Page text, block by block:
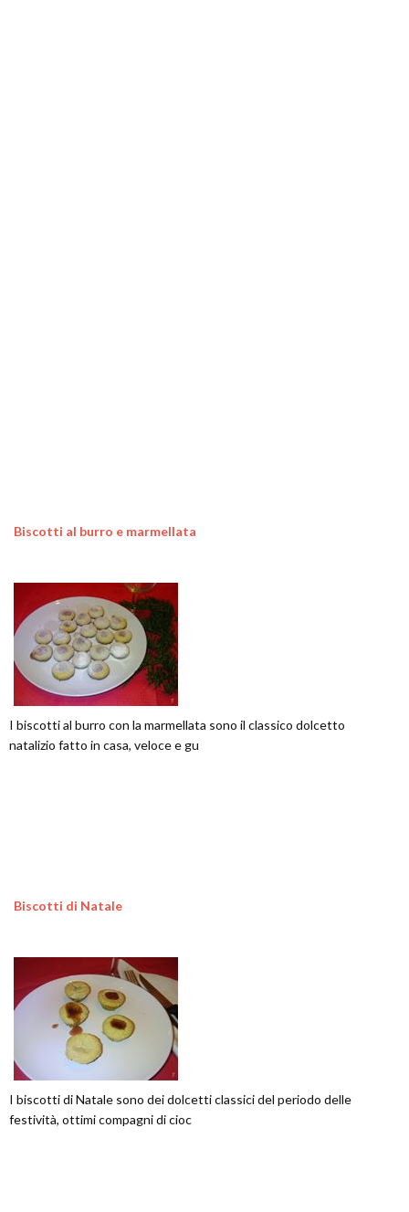
Biscotti al burro e marmellata
I biscotti al burro con la marmellata sono il classico dolcetto
natalizio fatto in casa, veloce e gu
Biscotti di Natale
I biscotti di Natale sono dei dolcetti classici del periodo delle
festività, ottimi compagni di cioc